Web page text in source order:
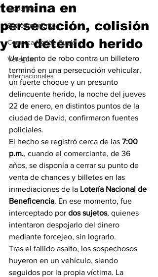
Deportes
Entretenimiento
Comarca Ngäbe-Buglé
Veraguas
Internacionales
termina en
persecución, colisión
y un detenido herido
Un intento de robo contra un billetero
terminó en una persecución vehicular,
un fuerte choque y un presunto
delincuente herido, la noche del jueves
22 de enero, en distintos puntos de la
ciudad de David, confirmaron fuentes
policiales.
El hecho se registró cerca de las 7:00
p.m., cuando el comerciante, de 36
años, se disponía a cerrar su punto de
venta de chances y billetes en las
inmediaciones de la Lotería Nacional de
Beneficencia. En ese momento, fue
interceptado por dos sujetos, quienes
intentaron despojarlo del dinero
mediante forcejeo, sin lograrlo.
Tras el fallido asalto, los sospechosos
huyeron en un vehículo, siendo
seguidos por la propia víctima. La